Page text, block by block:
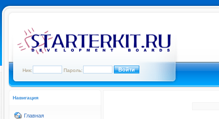
Ник: Пароль:
Навигация
Главная